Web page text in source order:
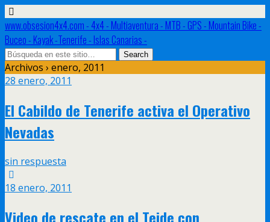
www.obsesion4x4.com - 4x4 - Multiaventura - MTB - GPS - Mountain Bike -
Buceo - Kayak -Tenerife - Islas Canarias -
Archivos › enero, 2011
28 enero, 2011
El Cabildo de Tenerife activa el Operativo
Nevadas
sin respuesta
18 enero, 2011
Video de rescate en el Teide con